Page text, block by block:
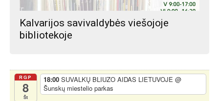
Kalvarijos savivaldybės viešojoje
bibliotekoje
RGP
8
Št
18:00 SUVALKŲ BLIUZO AIDAS LIETUVOJE @
Šunskų miestelio parkas